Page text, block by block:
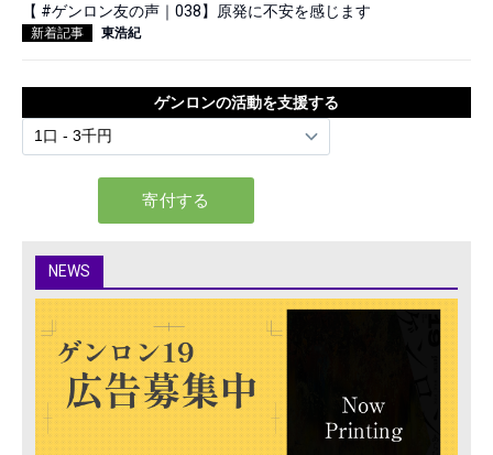
【 #ゲンロン友の声｜038】原発に不安を感じます
新着記事 東浩紀
ゲンロンの活動を支援する
NEWS